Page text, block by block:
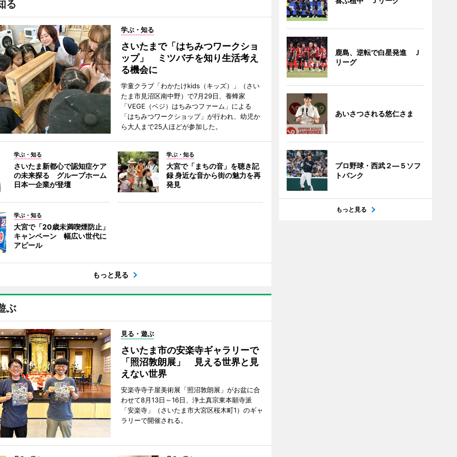
る
学ぶ・知る
さいたまで「はちみつワークショ
ップ」 ミツバチを知り生活考え
る機会に
学童クラブ「わかたけkids（キッズ）」（さい
たま市見沼区南中野）で7月29日、養蜂家
「VEGE（ベジ）はちみつファーム」による
「はちみつワークショップ」が行われ、幼児か
ら大人まで25人ほどが参加した。
学ぶ・知る
さいたま新都心で認知症ケア
の未来探る グループホーム
日本一企業が登壇
学ぶ・知る
大宮で「まちの音」を聴き記
録 身近な音から街の魅力を再
発見
学ぶ・知る
大宮で「20歳未満喫煙防止」
キャンペーン 幅広い世代に
アピール
もっと見る
ぶ
見る・遊ぶ
さいたま市の安楽寺ギャラリーで
「照沼敦朗展」 見える世界と見
えない世界
安楽寺寺子屋美術展「照沼敦朗展」がお盆に合
わせて8月13日～16日、浄土真宗東本願寺派
「安楽寺」（さいたま市大宮区桜木町1）のギャ
ラリーで開催される。
鹿島、逆転で白星発進 Ｊ
リーグ
あいさつされる悠仁さま
プロ野球・西武２―５ソフ
トバンク
もっと見る